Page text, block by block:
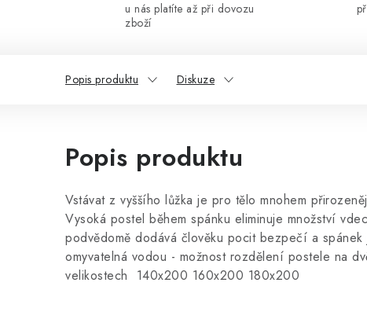
u nás platíte až při dovozu
zboží
Popis produktu Diskuze
Popis produktu
Vstávat z vyššího lůžka je pro tělo mnohem
Vysoká postel během spánku eliminuje množství
podvědomě dodává člověku pocit bezpečí a
omyvatelná vodou - možnost rozdělení postele na
velikostech 140x200 160x200 180x200